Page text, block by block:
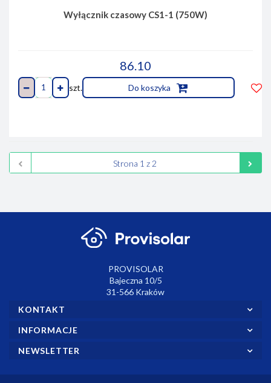
Wyłącznik czasowy CS1-1 (750W)
86.10
szt. Do koszyka
PROVISOLAR
Bajeczna 10/5
31-566 Kraków
KONTAKT
INFORMACJE
NEWSLETTER